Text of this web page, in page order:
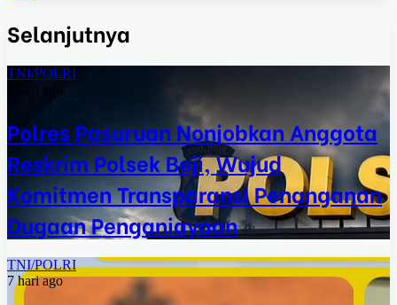
Selanjutnya
TNI/POLRI
1 hari ago
Polres Pasuruan Nonjobkan Anggota
Reskrim Polsek Beji, Wujud
Komitmen Transparansi Penanganan
Dugaan Penganiayaan
TNI/POLRI
7 hari ago